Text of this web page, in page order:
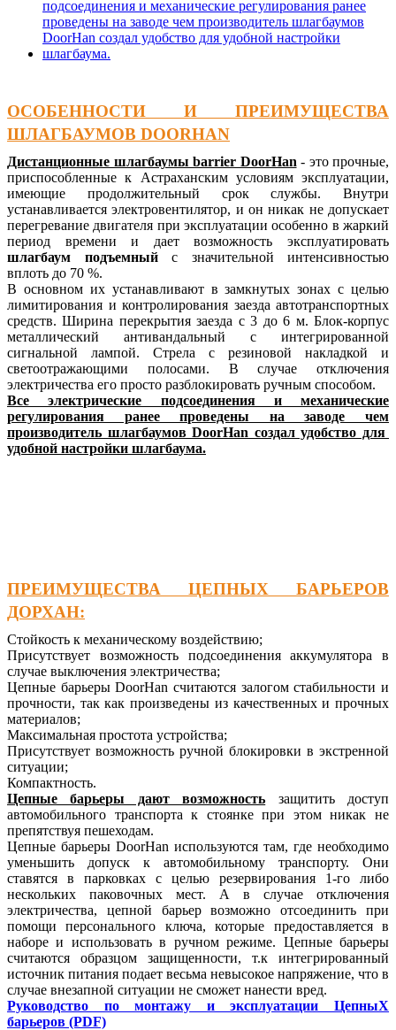
ОСОБЕННОСТИ И ПРЕИМУЩЕСТВА
ШЛАГБАУМОВ DOORHAN
Дистанционные шлагбаумы barrier DoorHan - это прочные,
приспособленные к Астраханским условиям эксплуатации,
имеющие продолжительный срок службы. Внутри
устанавливается электровентилятор, и он никак не допускает
перегревание двигателя при эксплуатации особенно в жаркий
период времени и дает возможность эксплуатировать
шлагбаум подъемныйс значительной интенсивностью
вплоть до 70 %.
В основном их устанавливают в замкнутых зонах с целью
лимитирования и контролирования заезда автотранспортных
средств. Ширина перекрытия заезда с 3 до 6 м. Блок-корпус
металлический антивандальный с интегрированной
сигнальной лампой. Стрела с резиновой накладкой и
светоотражающими полосами. В случае отключения
электричества его просто разблокировать ручным способом.
Все электрические подсоединения и механические
регулирования ранее проведены на заводе чем
производитель шлагбаумов DoorHan создал удобство для
удобной настройки шлагбаума.
ПРЕИМУЩЕСТВА ЦЕПНЫХ БАРЬЕРОВ
ДОРХАН:
Стойкость к механическому воздействию;
Присутствует возможность подсоединения аккумулятора в
случае выключения электричества;
Цепные барьеры DoorHan считаются залогом стабильности и
прочности, так как произведены из качественных и прочных
материалов;
Максимальная простота устройства;
Присутствует возможность ручной блокировки в экстренной
ситуации;
Компактность.
Цепные барьеры дают возможность защитить доступ
автомобильного транспорта к стоянке при этом никак не
препятствуя пешеходам.
Цепные барьеры DoorHan используются там, где необходимо
уменьшить допуск к автомобильному транспорту. Они
ставятся в парковках с целью резервирования 1-го либо
нескольких паковочных мест. А в случае отключения
электричества, цепной барьер возможно отсоединить при
помощи персонального ключа, которые предоставляется в
наборе и использовать в ручном режиме. Цепные барьеры
считаются образцом защищенности, т.к интегрированный
источник питания подает весьма невысокое напряжение, что в
случае внезапной ситуации не сможет нанести вред.
Руководство по монтажу и эксплуатации ЦепныХ
барьеров (PDF)